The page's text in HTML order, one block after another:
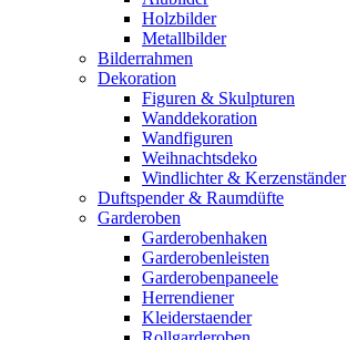
Holzbilder
Metallbilder
Bilderrahmen
Dekoration
Figuren & Skulpturen
Wanddekoration
Wandfiguren
Weihnachtsdeko
Windlichter & Kerzenständer
Duftspender & Raumdüfte
Garderoben
Garderobenhaken
Garderobenleisten
Garderobenpaneele
Herrendiener
Kleiderstaender